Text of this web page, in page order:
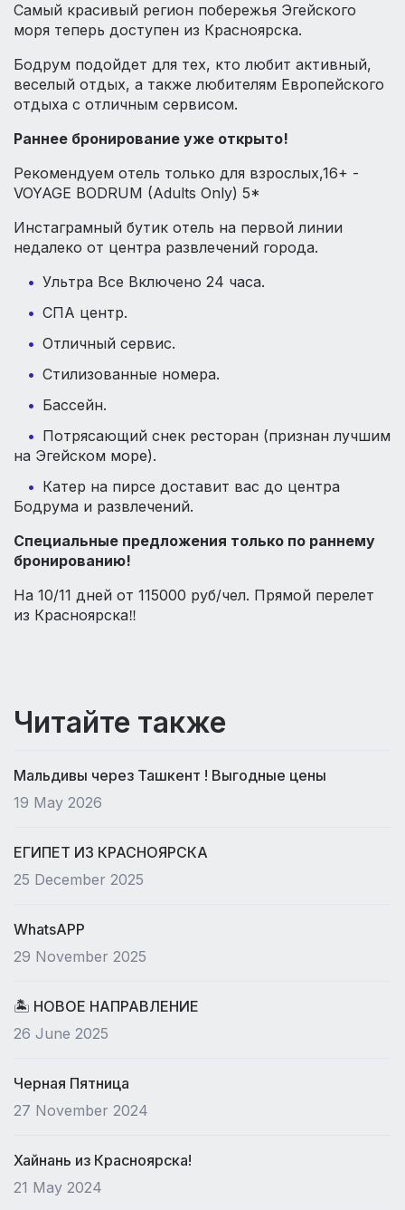
Самый красивый регион побережья Эгейского
моря теперь доступен из Красноярска.
Бодрум подойдет для тех, кто любит активный,
веселый отдых, а также любителям Европейского
отдыха с отличным сервисом.
Раннее бронирование уже открыто!
Рекомендуем отель только для взрослых,16+ -
VOYAGE BODRUM (Adults Only) 5*
Инстаграмный бутик отель на первой линии
недалеко от центра развлечений города.
Ультра Все Включено 24 часа.
СПА центр.
Отличный сервис.
Стилизованные номера.
Бассейн.
Потрясающий снек ресторан (признан лучшим
на Эгейском море).
Катер на пирсе доставит вас до центра
Бодрума и развлечений.
Специальные предложения только по раннему
бронированию!
На 10/11 дней от 115000 руб/чел. Прямой перелет
из Красноярска‼️
Читайте также
Мальдивы через Ташкент ! Выгодные цены
19 May 2026
ЕГИПЕТ ИЗ КРАСНОЯРСКА
25 December 2025
WhatsAPP
29 November 2025
🏝 НОВОЕ НАПРАВЛЕНИЕ
26 June 2025
Черная Пятница
27 November 2024
Хайнань из Красноярска!
21 May 2024